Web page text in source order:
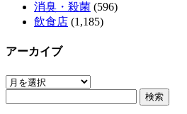
消臭・殺菌 (596)
飲食店 (1,185)
アーカイブ
ア